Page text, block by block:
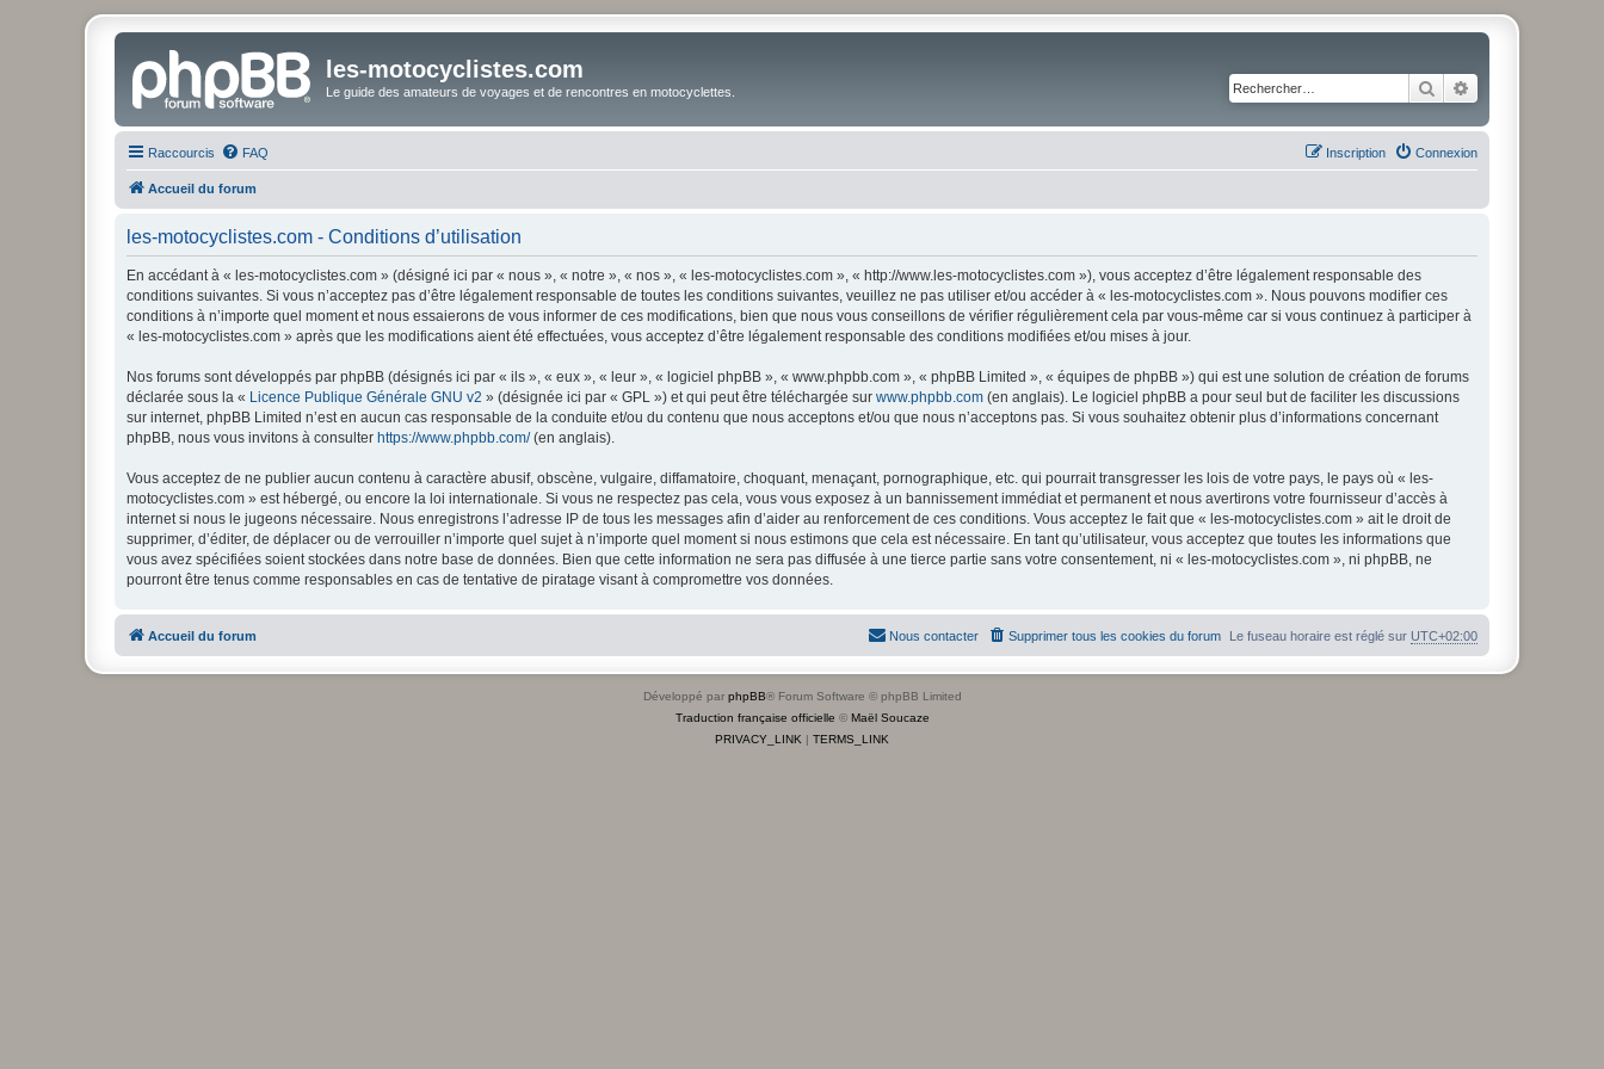
les-motocyclistes.com
Le guide des amateurs de voyages et de rencontres en motocyclettes. Rechercher
Raccourcis FAQ Connexion
Inscription
Accueil du forum
les-motocyclistes.com - Conditions d’utilisation
En accédant à « les-motocyclistes.com » (désigné ici par « nous », « notre », « nos », « les-motocyclistes.com », « http://www.les-motocyclistes.com »), vous acceptez d’être légalement responsable des
conditions suivantes. Si vous n’acceptez pas d’être légalement responsable de toutes les conditions suivantes, veuillez ne pas utiliser et/ou accéder à « les-motocyclistes.com ». Nous pouvons modifier ces
conditions à n’importe quel moment et nous essaierons de vous informer de ces modifications, bien que nous vous conseillons de vérifier régulièrement cela par vous-même car si vous continuez à participer à
« les-motocyclistes.com » après que les modifications aient été effectuées, vous acceptez d’être légalement responsable des conditions modifiées et/ou mises à jour.
Nos forums sont développés par phpBB (désignés ici par « ils », « eux », « leur », « logiciel phpBB », « www.phpbb.com », « phpBB Limited », « équipes de phpBB ») qui est une solution de création de forums
déclarée sous la « Licence Publique Générale GNU v2 » (désignée ici par « GPL ») et qui peut être téléchargée sur www.phpbb.com (en anglais). Le logiciel phpBB a pour seul but de faciliter les discussions
sur internet, phpBB Limited n’est en aucun cas responsable de la conduite et/ou du contenu que nous acceptons et/ou que nous n’acceptons pas. Si vous souhaitez obtenir plus d’informations concernant
phpBB, nous vous invitons à consulter https://www.phpbb.com/(en anglais).
Vous acceptez de ne publier aucun contenu à caractère abusif, obscène, vulgaire, diffamatoire, choquant, menaçant, pornographique, etc. qui pourrait transgresser les lois de votre pays, le pays où « les-
motocyclistes.com » est hébergé, ou encore la loi internationale. Si vous ne respectez pas cela, vous vous exposez à un bannissement immédiat et permanent et nous avertirons votre fournisseur d’accès à
internet si nous le jugeons nécessaire. Nous enregistrons l’adresse IP de tous les messages afin d’aider au renforcement de ces conditions. Vous acceptez le fait que « les-motocyclistes.com » ait le droit de
supprimer, d’éditer, de déplacer ou de verrouiller n’importe quel sujet à n’importe quel moment si nous estimons que cela est nécessaire. En tant qu’utilisateur, vous acceptez que toutes les informations que
vous avez spécifiées soient stockées dans notre base de données. Bien que cette information ne sera pas diffusée à une tierce partie sans votre consentement, ni « les-motocyclistes.com », ni phpBB, ne
pourront être tenus comme responsables en cas de tentative de piratage visant à compromettre vos données.
Accueil du forum Le fuseau horaire est réglé sur UTC+02:00
Supprimer tous les cookies du forum
Nous contacter
Développé par phpBB® Forum Software © phpBB Limited
Traduction française officielle © Maël Soucaze
PRIVACY_LINK | TERMS_LINK